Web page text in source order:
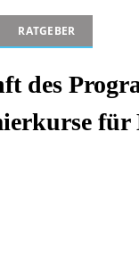
RATGEBER
des